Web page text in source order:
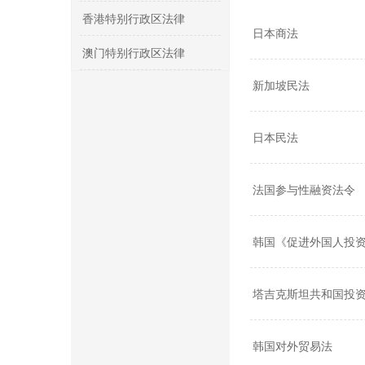
香港特别行政区法律
澳门特别行政区法律
日本商法
新加坡民法
日本民法
法国参与性融资法令
韩国《促进外国人投资
塔吉克斯坦共和国投
韩国对外贸易法